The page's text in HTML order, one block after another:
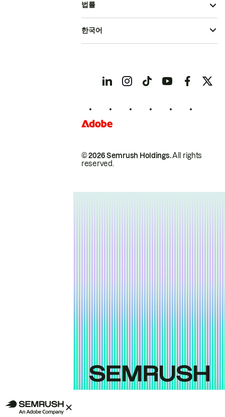
© 2026 Semrush Holdings.All rights
reserved.
법률
한국어